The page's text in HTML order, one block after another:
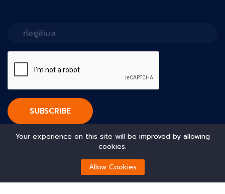
SUBSCRIBE
Your experience on this site will be improved by allowing
cookies.
Allow Cookies